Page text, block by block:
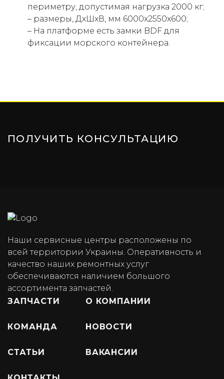
периметру, допустимая нагрузка 2000 кг;
– размеры, ДхШхВ, мм 6000х2550х600;
– На платформе есть замки BDF для
фиксации морского контейнера.
ПОЛУЧИТЬ КОНСУЛЬТАЦИЮ
Наши сервисные центры расположены по
всей территории Украины. Оперативность и
качество наших ремонтных услуг
обеспечиваются наличием большого
ассортимента запчастей.
ЗАПЧАСТИ
О КОМПАНИИ
КОМАНДА НОВОСТИ
СТАТЬИ ВАКАНСИИ